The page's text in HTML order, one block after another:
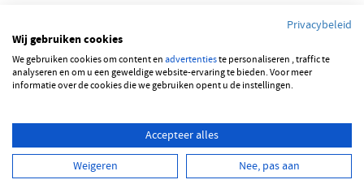
© 2026 JOBBSQUARE
NEDERLANDS FRANÇAIS
Privacybeleid
Wij gebruiken cookies
We gebruiken cookies om content en advertentieste personaliseren , traffic te
analyseren en om u een geweldige website-ervaring te bieden. Voor meer
informatie over de cookies die we gebruiken opent u de instellingen.
Accepteer alles
Weigeren Nee, pas aan